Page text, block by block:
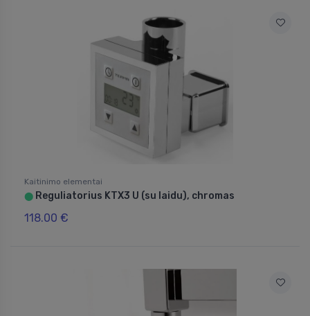
Kaitinimo elementai
⬤ Reguliatorius KTX3 U (su laidu), chromas
118.00 €